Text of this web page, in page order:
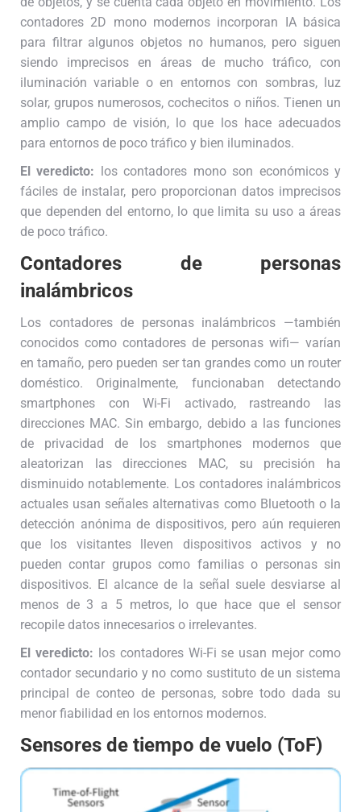
contadores 2D mono modernos incorporan IA básica
para filtrar algunos objetos no humanos, pero siguen
siendo imprecisos en áreas de mucho tráfico, con
iluminación variable o en entornos con sombras, luz
solar, grupos numerosos, cochecitos o niños. Tienen un
amplio campo de visión, lo que los hace adecuados
para entornos de poco tráfico y bien iluminados.
El veredicto: los contadores mono son económicos y
fáciles de instalar, pero proporcionan datos imprecisos
que dependen del entorno, lo que limita su uso a áreas
de poco tráfico.
Contadores de personas
inalámbricos
Los contadores de personas inalámbricos —también
conocidos como contadores de personas wifi— varían
en tamaño, pero pueden ser tan grandes como un router
doméstico. Originalmente, funcionaban detectando
smartphones con Wi-Fi activado, rastreando las
direcciones MAC. Sin embargo, debido a las funciones
de privacidad de los smartphones modernos que
aleatorizan las direcciones MAC, su precisión ha
disminuido notablemente. Los contadores inalámbricos
actuales usan señales alternativas como Bluetooth o la
detección anónima de dispositivos, pero aún requieren
que los visitantes lleven dispositivos activos y no
pueden contar grupos como familias o personas sin
dispositivos. El alcance de la señal suele desviarse al
menos de 3 a 5 metros, lo que hace que el sensor
recopile datos innecesarios o irrelevantes.
El veredicto: los contadores Wi-Fi se usan mejor como
contador secundario y no como sustituto de un sistema
principal de conteo de personas, sobre todo dada su
menor fiabilidad en los entornos modernos.
Sensores de tiempo de vuelo (ToF)